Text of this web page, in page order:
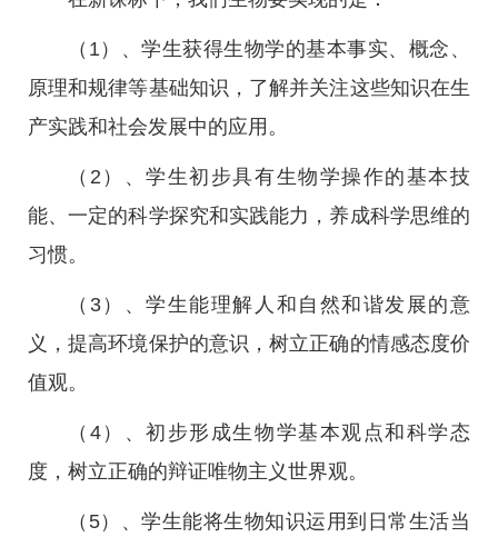
（1）、学生获得生物学的基本事实、概念、
原理和规律等基础知识，了解并关注这些知识在生
产实践和社会发展中的应用。
（2）、学生初步具有生物学操作的基本技
能、一定的科学探究和实践能力，养成科学思维的
习惯。
（3）、学生能理解人和自然和谐发展的意
义，提高环境保护的意识，树立正确的情感态度价
值观。
（4）、初步形成生物学基本观点和科学态
度，树立正确的辩证唯物主义世界观。
（5）、学生能将生物知识运用到日常生活当